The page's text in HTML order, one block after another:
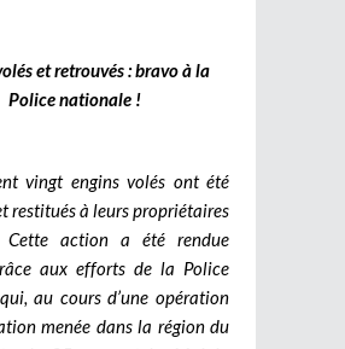
et retrouvés : bravo à la
Police nationale !
vingt engins volés ont été
restitués à leurs propriétaires
Cette action a été rendue
aux efforts de la Police
au cours d’une opération
menée dans la région du